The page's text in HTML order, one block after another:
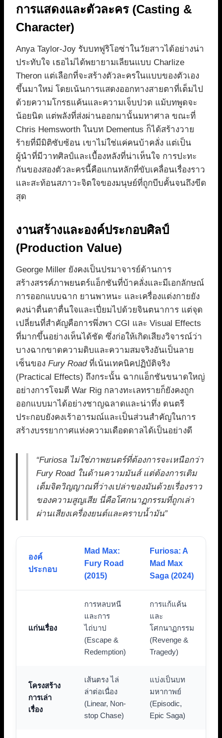
การแสดงและตัวละคร (Casting &
Character)
Anya Taylor-Joy รับบทฟูริโอซ่าในวัยสาวได้อย่างน่า
ประทับใจ เธอไม่ได้พยายามเลียนแบบ Charlize
Theron แต่เลือกที่จะสร้างตัวละครในแบบของตัวเอง
ขึ้นมาใหม่ โดยเน้นการแสดงออกทางสายตาที่เต็มไป
ด้วยความโกรธแค้นและความเจ็บปวด แม้บทพูดจะ
น้อยนิด แต่พลังที่ส่งผ่านออกมานั้นมหาศาล ขณะที่
Chris Hemsworth ในบท Dementus ก็ได้สร้างวาย
ร้ายที่มีมิติซับซ้อน เขาไม่ใช่แค่คนบ้าคลั่ง แต่เป็น
ผู้นำที่มีวาทศิลป์และเบื้องหลังที่น่าเห็นใจ การปะทะ
กันของสองตัวละครนี้คือแกนหลักที่ขับเคลื่อนเรื่องราว
และสะท้อนสภาวะจิตใจของมนุษย์ที่ถูกบีบคั้นจนถึงขีด
สุด
งานสร้างและองค์ประกอบศิลป์
(Production Value)
George Miller ยังคงเป็นปรมาจารย์ด้านการ
สร้างสรรค์ภาพยนตร์แอ็กชันที่บ้าคลั่งและมีเอกลักษณ์
การออกแบบฉาก ยานพาหนะ และเครื่องแต่งกายยัง
คงน่าตื่นตาตื่นใจและเปี่ยมไปด้วยจินตนาการ แต่จุด
เปลี่ยนที่สำคัญคือการพึ่งพา CGI และ Visual Effects
ที่มากขึ้นอย่างเห็นได้ชัด ซึ่งก่อให้เกิดเสียงวิจารณ์ว่า
บางฉากขาดความดิบและความสมจริงอันเป็นลาย
เซ็นของ Fury Roadที่เน้นเทคนิคปฏิบัติจริง
(Practical Effects) ถึงกระนั้น ฉากแอ็กชันขนาดใหญ่
อย่างการโจมตี War Rig กลางทะเลทรายก็ยังคงถูก
ออกแบบมาได้อย่างชาญฉลาดและน่าทึ่ง ดนตรี
ประกอบยังคงเร้าอารมณ์และเป็นส่วนสำคัญในการ
สร้างบรรยากาศแห่งความเดือดดาลได้เป็นอย่างดี
“Furiosa ไม่ใช่ภาพยนตร์ที่ต้องการจะเหนือกว่า
Fury Road ในด้านความมันส์ แต่ต้องการเติม
เต็มจิตวิญญาณที่ว่างเปล่าของมันด้วยเรื่องราว
ของความสูญเสีย นี่คือโศกนาฏกรรมที่ถูกเล่า
ผ่านเสียงเครื่องยนต์และคราบน้ำมัน”
องค์
ประกอบ
Mad Max:
Fury Road
(2015)
Furiosa: A
Mad Max
Saga (2024)
แก่นเรื่อง
การหลบหนี
และการ
ไถ่บาป
(Escape &
Redemption)
การแก้แค้น
และ
โศกนาฏกรรม
(Revenge &
Tragedy)
โครงสร้าง
การเล่า
เรื่อง
เส้นตรง ไล่
ล่าต่อเนื่อง
(Linear, Non-
stop Chase)
แบ่งเป็นบท
มหากาพย์
(Episodic,
Epic Saga)